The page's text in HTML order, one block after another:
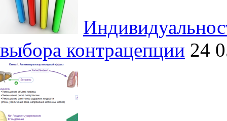
выбора контрацепции 24